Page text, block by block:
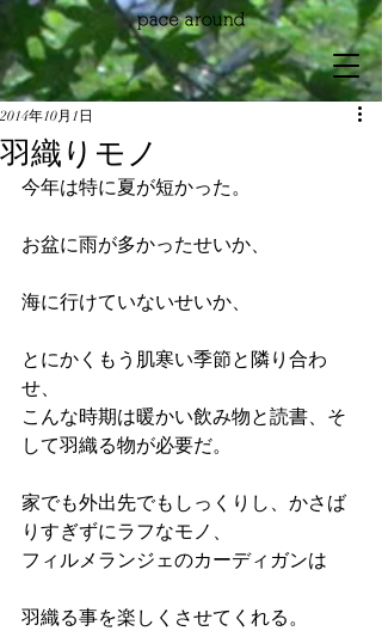
羽織りモノ
2014年10月1日
今年は特に夏が短かった。
お盆に雨が多かったせいか、
海に行けていないせいか、
とにかくもう肌寒い季節と隣り合わ
せ、
こんな時期は暖かい飲み物と読書、そ
して羽織る物が必要だ。
家でも外出先でもしっくりし、かさば
りすぎずにラフなモノ、
フィルメランジェのカーディガンは
羽織る事を楽しくさせてくれる。